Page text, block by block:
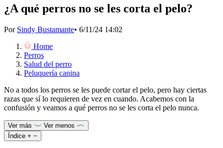
¿A qué perros no se les corta el pelo?
Por Sindy Bustamante• 6/11/24 14:02
Home
Perros
Salud del perro
Peluquería canina
No a todos los perros se les puede cortar el pelo, pero hay ciertas
razas que sí lo requieren de vez en cuando. Acabemos con la
confusión y veamos a qué perros no se les corta el pelo nunca.
Ver más
Ver menos
Índice + −